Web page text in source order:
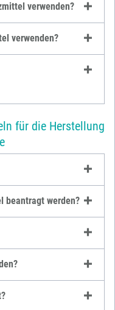
verwenden?
verwenden?
für die Herstellung
beantragt werden?